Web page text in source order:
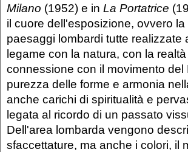
Milano (1952) e in La Portatrice
il cuore dell'esposizione, ovvero
paesaggi lombardi tutte realizzate
legame con la natura, con la
connessione con il movimento
purezza delle forme e armonia
anche carichi di spiritualità e
legata al ricordo di un passato
Dell'area lombarda vengono
sfaccettature, ma anche i colori, il